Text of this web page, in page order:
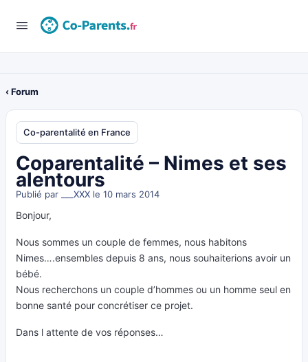
‹ Forum
Co-parentalité en France
Coparentalité – Nimes et ses
alentours
Publié par ___XXX le 10 mars 2014
Bonjour,
Nous sommes un couple de femmes, nous habitons
Nimes….ensembles depuis 8 ans, nous souhaiterions avoir un
bébé.
Nous recherchons un couple d’hommes ou un homme seul en
bonne santé pour concrétiser ce projet.
Dans l attente de vos réponses…